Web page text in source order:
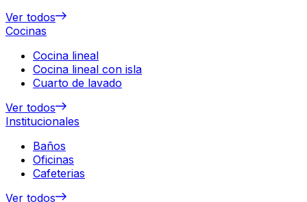
Ver todos
Cocinas
Cocina lineal
Cocina lineal con isla
Cuarto de lavado
Ver todos
Institucionales
Baños
Oficinas
Cafeterias
Ver todos